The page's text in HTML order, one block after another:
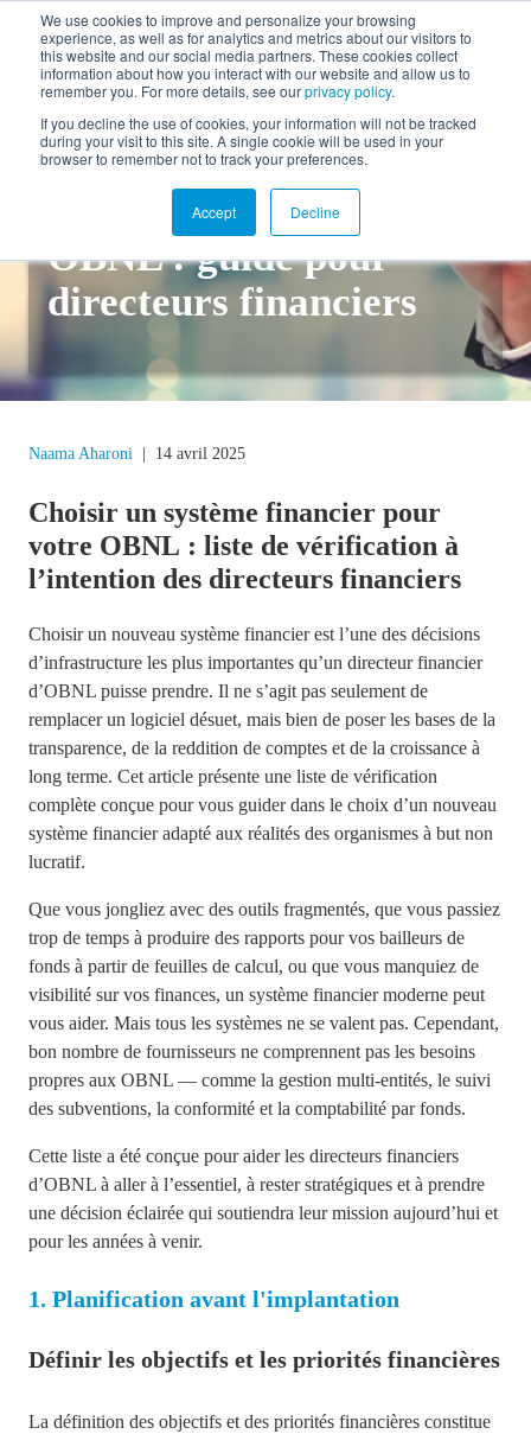
We use cookies to improve and personalize your browsing
experience, as well as for analytics and metrics about our visitors to
this website and our social media partners. These cookies collect
information about how you interact with our website and allow us to
remember you. For more details, see ourprivacy policy.
If you decline the use of cookies, your information will not be tracked
during your visit to this site. A single cookie will be used in your
browser to remember not to track your preferences.
Accept Decline
EN
Retour au blogue
Système financier pour
OBNL : guide pour
directeurs financiers
Naama Aharoni 14 avril 2025
Choisir un système financier pour
votre OBNL : liste de vérification à
l’intention des directeurs financiers
Choisir un nouveau système financier est l’une des décisions
d’infrastructure les plus importantes qu’un directeur financier
d’OBNL puisse prendre. Il ne s’agit pas seulement de
remplacer un logiciel désuet, mais bien de poser les bases de la
transparence, de la reddition de comptes et de la croissance à
long terme. Cet article présente une liste de vérification
complète conçue pour vous guider dans le choix d’un nouveau
système financier adapté aux réalités des organismes à but non
lucratif.
Que vous jongliez avec des outils fragmentés, que vous passiez
trop de temps à produire des rapports pour vos bailleurs de
fonds à partir de feuilles de calcul, ou que vous manquiez de
visibilité sur vos finances, un système financier moderne peut
vous aider. Mais tous les systèmes ne se valent pas. Cependant,
bon nombre de fournisseurs ne comprennent pas les besoins
propres aux OBNL — comme la gestion multi-entités, le suivi
des subventions, la conformité et la comptabilité par fonds.
Cette liste a été conçue pour aider les directeurs financiers
d’OBNL à aller à l’essentiel, à rester stratégiques et à prendre
une décision éclairée qui soutiendra leur mission aujourd’hui et
pour les années à venir.
1. Planification avant l'implantation
Définir les objectifs et les priorités financières
La définition des objectifs et des priorités financières constitue